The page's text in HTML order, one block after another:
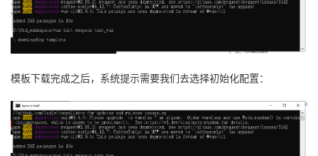
模板下载完成之后，系统提示需要我们去选择初始化配置：